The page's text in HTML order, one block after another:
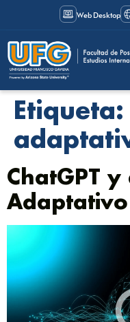
Web Desktop
Etiqueta:
ChatGPT
Adaptativo